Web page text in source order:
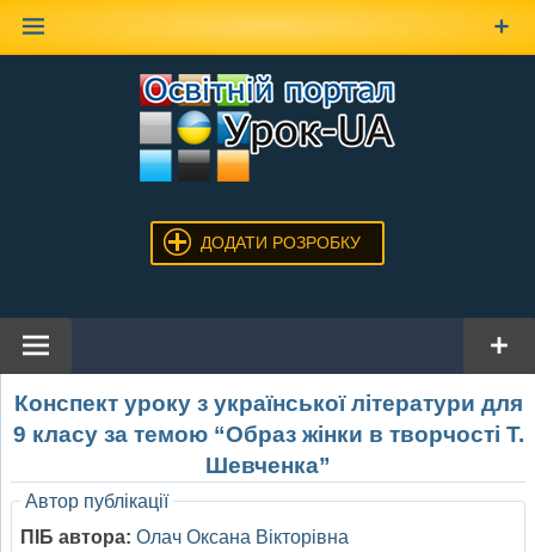
ДОДАТИ РОЗРОБКУ
Конспект уроку з української літератури для
9 класу за темою “Образ жінки в творчості Т.
Шевченка”
Автор публікації
ПІБ автора: Олач Оксана Вікторівна